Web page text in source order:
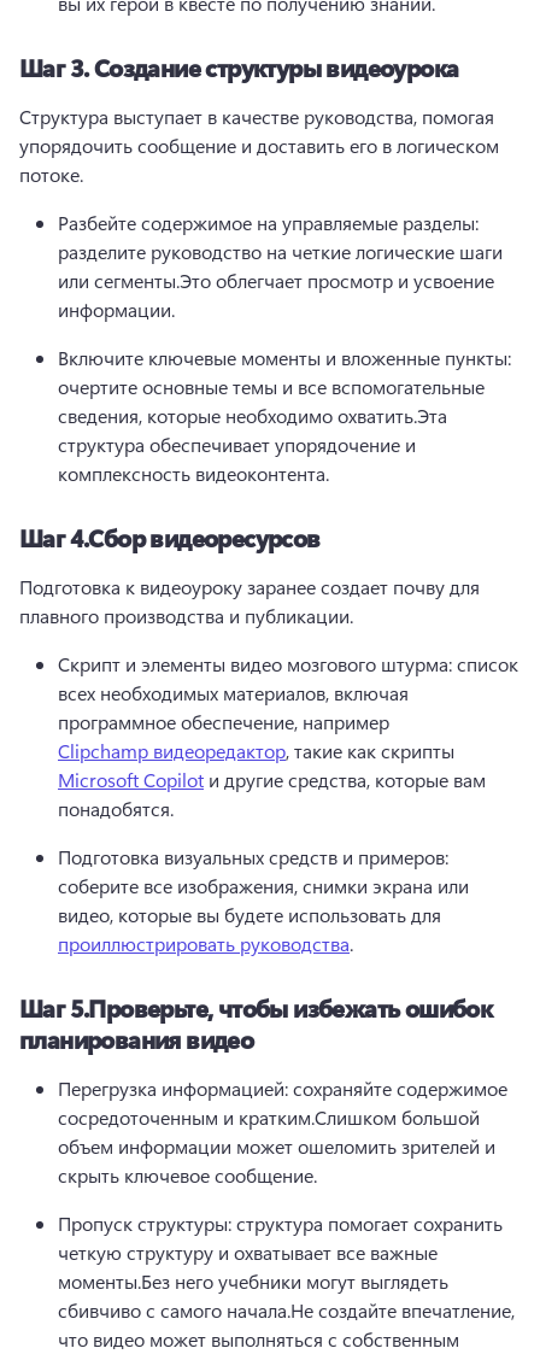
Шаг 3.Создание структуры видеоурока
Структура выступает в качестве руководства, помогая
упорядочить сообщение и доставить его в логическом
потоке.
Разбейте содержимое на управляемые разделы:
разделите руководство на четкие логические шаги
или сегменты.Это облегчает просмотр и усвоение
информации.
Включите ключевые моменты и вложенные пункты:
очертите основные темы и все вспомогательные
сведения, которые необходимо охватить.Эта
структура обеспечивает упорядочение и
комплексность видеоконтента.
Шаг 4.Сбор видеоресурсов
Подготовка к видеоуроку заранее создает почву для
плавного производства и публикации.
Скрипт и элементы видео мозгового штурма: список
всех необходимых материалов, включая
программное обеспечение, например
Clipchamp видеоредактор, такие как скрипты
Microsoft Copilot и другие средства, которые вам
понадобятся.
Подготовка визуальных средств и примеров:
соберите все изображения, снимки экрана или
видео, которые вы будете использовать для
проиллюстрировать руководства.
Шаг 5.Проверьте, чтобы избежать ошибок
планирования видео
Перегрузка информацией: сохраняйте содержимое
сосредоточенным и кратким.Слишком большой
объем информации может ошеломить зрителей и
скрыть ключевое сообщение.
Пропуск структуры: структура помогает сохранить
четкую структуру и охватывает все важные
моменты.Без него учебники могут выглядеть
сбивчиво с самого начала.Не создайте впечатление,
что видео может выполняться с собственным